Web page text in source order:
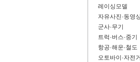
레이싱모델
자유사진·동영
군사·무기
트럭·버스·중기
항공·해운·철도
오토바이·자전거